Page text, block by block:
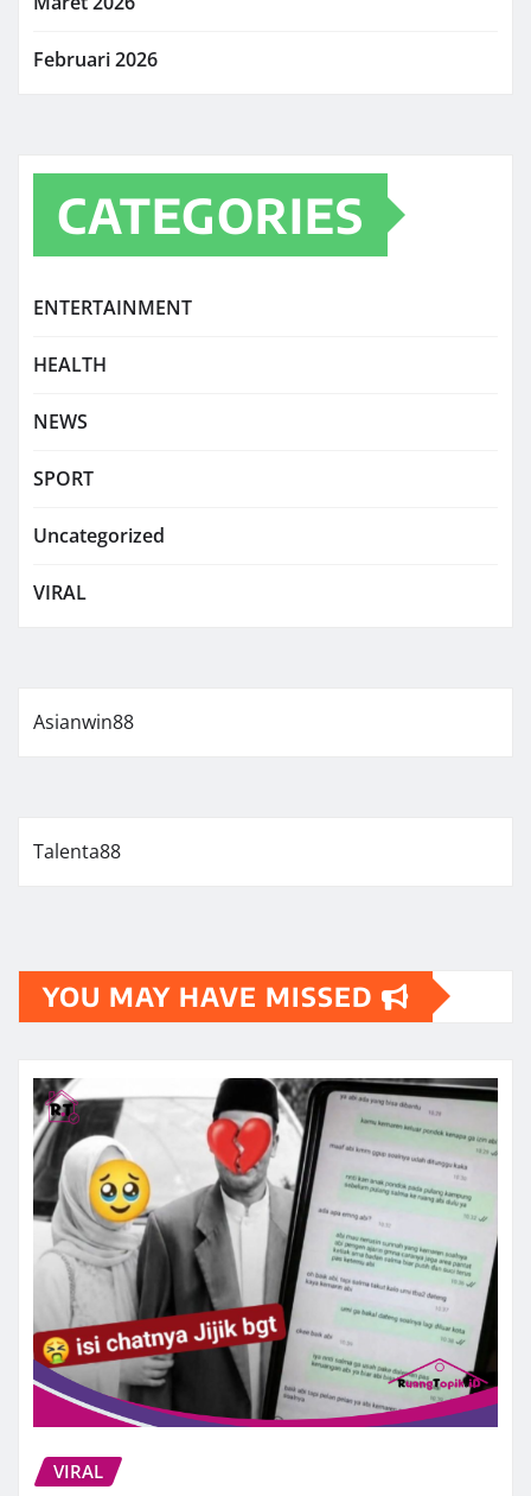
Februari 2026
CATEGORIES
ENTERTAINMENT
HEALTH
NEWS
SPORT
Uncategorized
VIRAL
Asianwin88
Talenta88
YOU MAY HAVE MISSED
VIRAL